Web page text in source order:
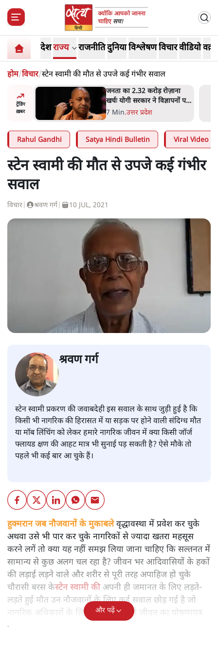
देशराज्य राजनीतिदुनियाविश्लेषणविचारवीडियो
होम/विचार/स्टेन स्वामी की मौत से उपजे कई गंभीर सवाल
ट्रेंडिंग
ख़बर
पर
उलटबांसीः राष्ट्र के चरित्र की मरम्मत
जारी है
11 Min.व्यंग्य/उलटबाँसी
Rahul Gandhi Satya Hindi Bulletin Viral Video
स्टेन स्वामी की मौत से उपजे कई गंभीर
सवाल
विचार श्रवण गर्ग 10 JUL, 2021
श्रवण गर्ग
स्टेन स्वामी प्रकरण की जवाबदेही इस सवाल के साथ जुड़ी हुई है कि
किसी भी नागरिक की हिरासत में या सड़क पर होने वाली संदिग्ध मौत
या मॉब लिंचिंग को लेकर हमारे नागरिक जीवन में क्या किसी जॉर्ज
फ्लायड क्षण की आहट मात्र भी सुनाई पड़ सकती है? ऐसे मौके तो
पहले भी कई बार आ चुके हैं।
हुक्मरान जब नौजवानों के मुकाबले वृद्धावस्था में प्रवेश कर चुके
अथवा उसे भी पार कर चुके नागरिकों से ज्यादा खतरा महसूस
करने लगें तो क्या यह नहीं समझ लिया जाना चाहिए कि सल्तनत में
सामान्य से कुछ अलग चल रहा है? जीवन भर आदिवासियों के हकों
की लड़ाई लड़ने वाले और शरीर से पूरी तरह अपाहिज हो चुके
चौरासी बरस केस्टेन स्वामी की अपनी ही जमानत के लिए लड़ते-
लड़ते हुई मौत उन नौजवानों के लिए कई सवाल छोड़ गई है जो
नागरिक अधिकारों के लिए संघर्ष को अपने जीवन का घोषणापत्र
बनाने का इरादा रखते होंगे।
और पढ़ें